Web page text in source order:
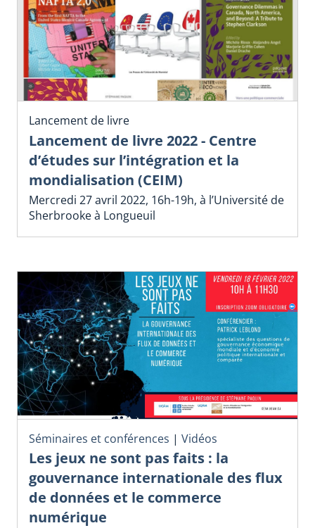
Lancement de livre
Lancement de livre 2022 - Centre
d’études sur l’intégration et la
mondialisation (CEIM)
Mercredi 27 avril 2022, 16h-19h, à l’Université de
Sherbrooke à Longueuil
Séminaires et conférences | Vidéos
Les jeux ne sont pas faits : la
gouvernance internationale des flux
de données et le commerce
numérique